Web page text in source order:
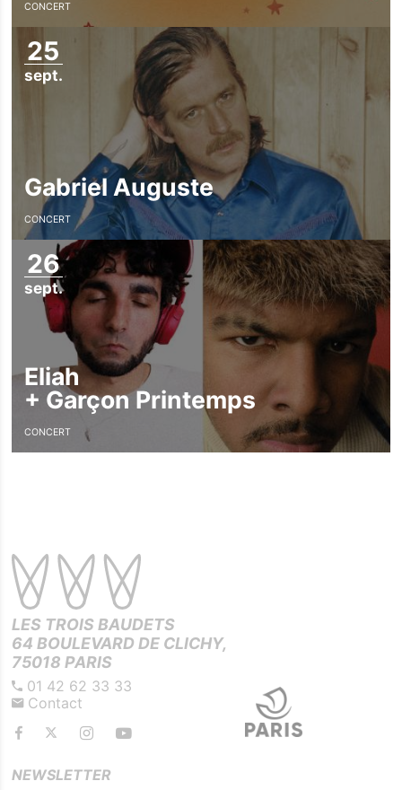
CONCERT
25
sept.
Gabriel Auguste
CONCERT
26
sept.
Eliah
+ Garçon Printemps
CONCERT
LES TROIS BAUDETS
64 BOULEVARD DE CLICHY,
75018 PARIS
01 42 62 33 33
Contact
NEWSLETTER